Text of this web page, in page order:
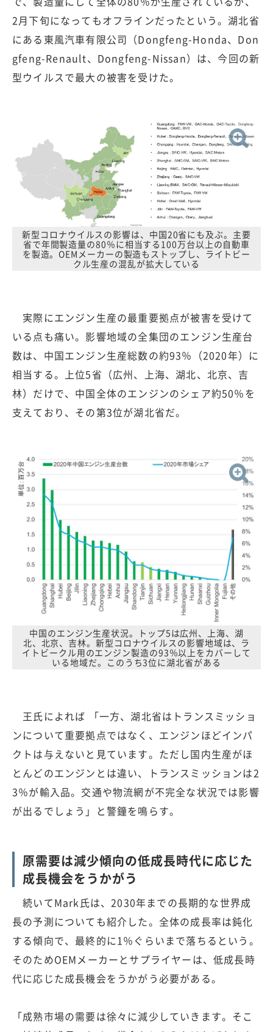
2月下旬になってもオフラインだったという。湖北省
にある東風汽車有限公司（Dongfeng-Honda、Don
gfeng-Renault、Dongfeng-Nissan）は、今回の新
型ウイルスで最大の被害を受けた。
新型コロナウイルスの影響は、中国20省にも及ぶ。主要
省で年間製造量の80％に相当する100万台以上の自動車
を製造。OEMメーカーの製造もストップし、ライトビー
クル生産の混乱が拡大している
実際にエンジン生産の最重要拠点が被害を受けて
いる点も痛い。影響地域の全集団のエンジン生産台
数は、中国エンジン生産総数の約93％（2020年）に
相当する。上位5省（広州、上海、湖北、北京、吉
林）だけで、中国全体のエンジンのシェア約50％を
支えており、その第3位が湖北省だ。
中国のエンジン生産状況。トップ5は広州、上海、湖
北、北京、吉林。新型コロナウイルスの影響地域は、ラ
イトビークル用のエンジン製造の93％以上をカバーして
いる地域だ。このうち3位に湖北省がある
王氏によれば 「一方、湖北省はトランスミッショ
ンについて重要拠点ではなく、エンジンほどインパ
クトは与えないと見ています。ただし国内生産がほ
とんどのエンジンとは違い、トランスミッションは2
3％が輸入品。交通や物流網が不完全な状況では影響
が出るでしょう」と警鐘を鳴らす。
原需要は減少傾向の低成長時代に応じた
成長機会をうかがう
続いてMark氏は、2030年までの長期的な世界成
長の予測についても紹介した。全体の成長率は鈍化
する傾向で、最終的に1％ぐらいまで落ちるという。
そのためOEMメーカーとサプライヤーは、低成長時
代に応じた成長機会をうかがう必要がある。
「成熟市場の需要は徐々に減少していきます。そこ